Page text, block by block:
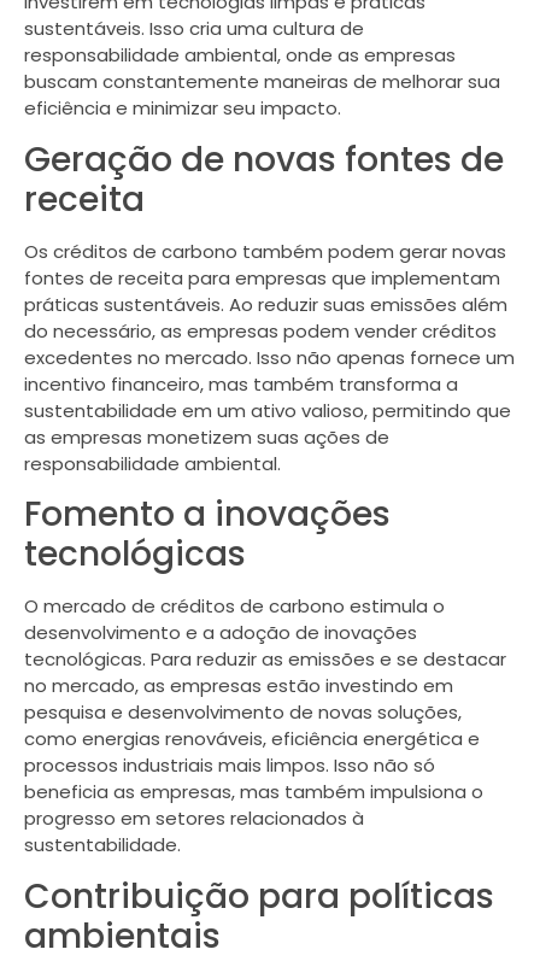
sustentáveis. Isso cria uma cultura de
responsabilidade ambiental, onde as empresas
buscam constantemente maneiras de melhorar sua
eficiência e minimizar seu impacto.
Geração de novas fontes de
receita
Os créditos de carbono também podem gerar novas
fontes de receita para empresas que implementam
práticas sustentáveis. Ao reduzir suas emissões além
do necessário, as empresas podem vender créditos
excedentes no mercado. Isso não apenas fornece um
incentivo financeiro, mas também transforma a
sustentabilidade em um ativo valioso, permitindo que
as empresas monetizem suas ações de
responsabilidade ambiental.
Fomento a inovações
tecnológicas
O mercado de créditos de carbono estimula o
desenvolvimento e a adoção de inovações
tecnológicas. Para reduzir as emissões e se destacar
no mercado, as empresas estão investindo em
pesquisa e desenvolvimento de novas soluções,
como energias renováveis, eficiência energética e
processos industriais mais limpos. Isso não só
beneficia as empresas, mas também impulsiona o
progresso em setores relacionados à
sustentabilidade.
Contribuição para políticas
ambientais